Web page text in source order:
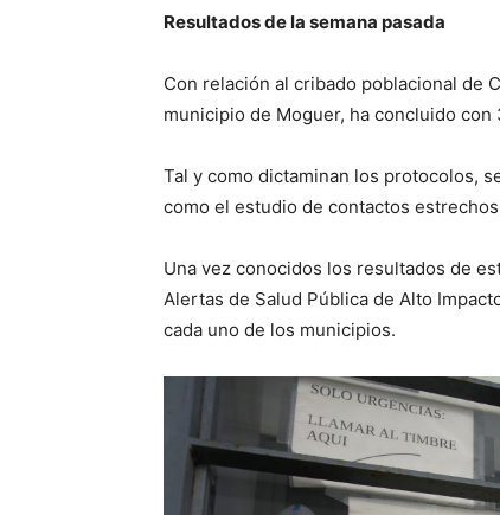
Resultados de la semana pasada
Con relación al cribado poblacional de
municipio de Moguer, ha concluido
Tal y como dictaminan los protocolos,
como el estudio de contactos
Una vez conocidos los resultados de
Alertas de Salud Pública de Alto
cada uno de los municipios.